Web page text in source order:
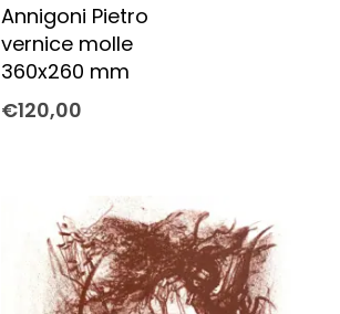
Annigoni Pietro
vernice molle
360x260 mm
€120,00